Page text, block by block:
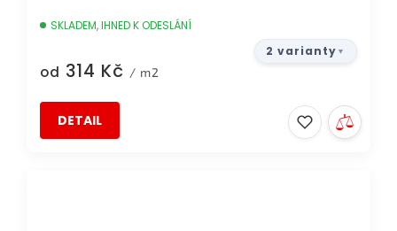
SKLADEM, IHNED K ODESLÁNÍ
od 314 Kč / m2
DETAIL
2 varianty